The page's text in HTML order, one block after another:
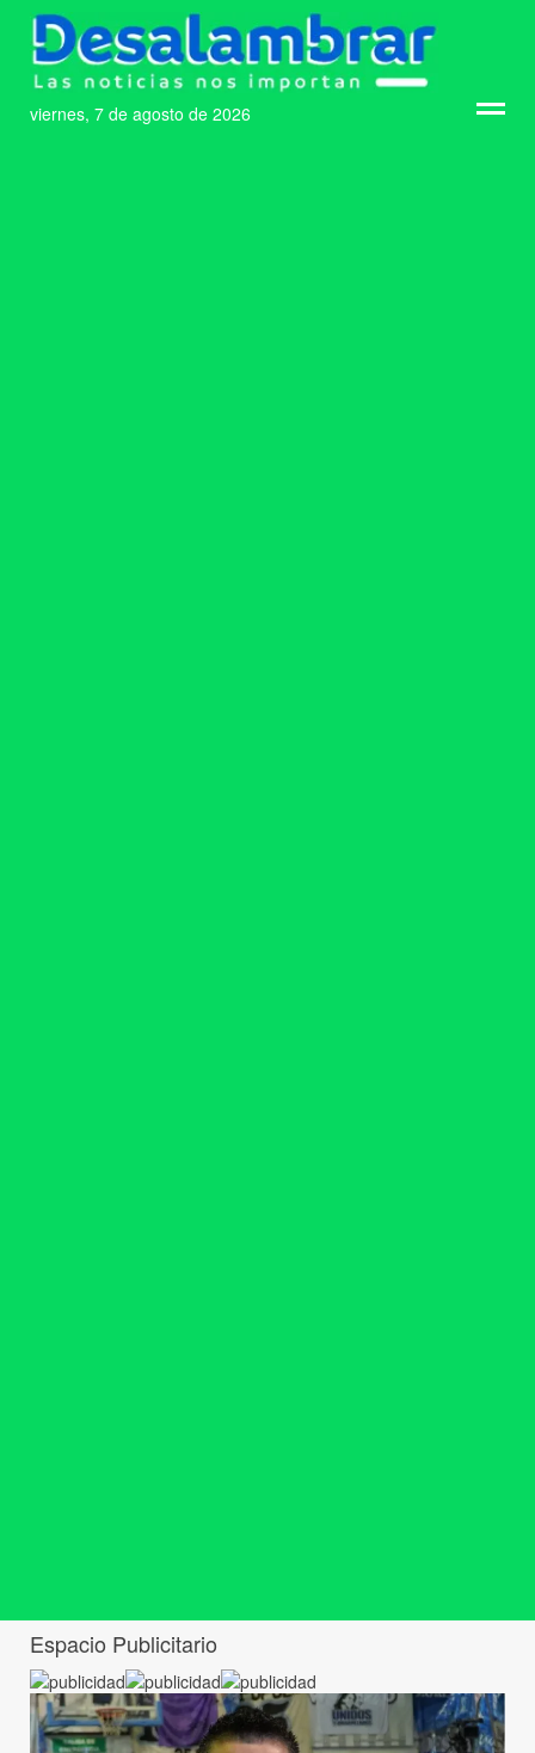
viernes, 7 de agosto de 2026
Espacio Publicitario